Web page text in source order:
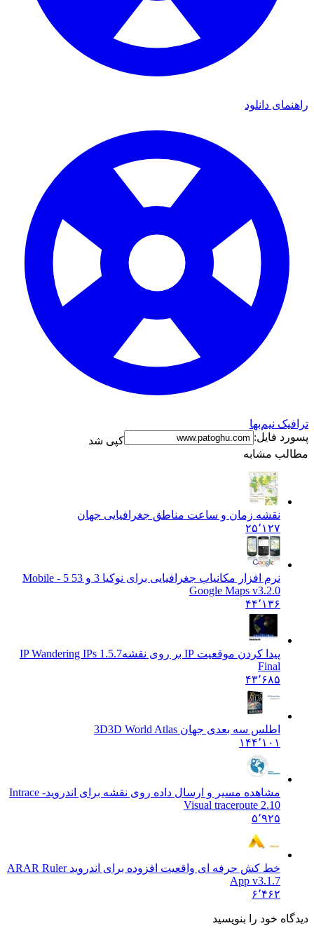
دانلود
نیم‌بها
فایل:
کپی شد
مشابه
نقشه زمان و ساعت مناطق جغرافیایی جهان
۲۵٬۱۲۷
نرم افزار مکانیاب جغرافیایی برای نوکیا 3 و 5
3 5 - Mobile
Google Maps v3.2.0
۴۴٬۱۳۶
پیدا کردن موقعیت IP بر روی نقشه
IP Wandering IPs 1.5.7
۴۳٬۶۸۵
اطلس سه بعدی جهان 3D3D World Atlas
۱۴۴٬۱۰۱
مشاهده مسیر و ارسال داده روی نقشه برای اندروید Intrace -
Visual traceroute 2.10
خط کش حرفه ای واقعیت افزوده برای اندروید AR AR Ruler
App v3.1.7
خود را بنویسید